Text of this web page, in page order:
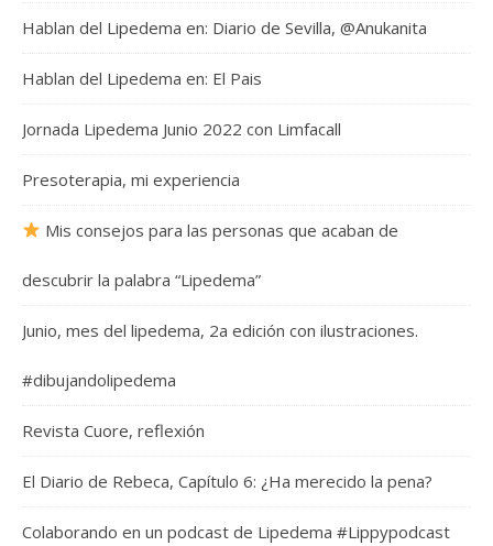
Hablan del Lipedema en: Diario de Sevilla, @Anukanita
Hablan del Lipedema en: El Pais
Jornada Lipedema Junio 2022 con Limfacall
Presoterapia, mi experiencia
Mis consejos para las personas que acaban de
descubrir la palabra “Lipedema”
Junio, mes del lipedema, 2a edición con ilustraciones.
#dibujandolipedema
Revista Cuore, reflexión
El Diario de Rebeca, Capítulo 6: ¿Ha merecido la pena?
Colaborando en un podcast de Lipedema #Lippypodcast